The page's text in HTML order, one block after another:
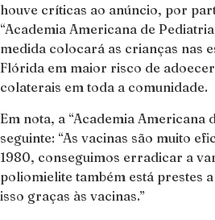
houve críticas ao anúncio, por
“Academia Americana de
medida colocará as crianças nas
Flórida em maior risco de
colaterais em toda a comunidade.
Em nota, a “Academia Americana
seguinte: “As vacinas são muito
1980, conseguimos erradicar a
poliomielite também está prestes
isso graças às vacinas.”